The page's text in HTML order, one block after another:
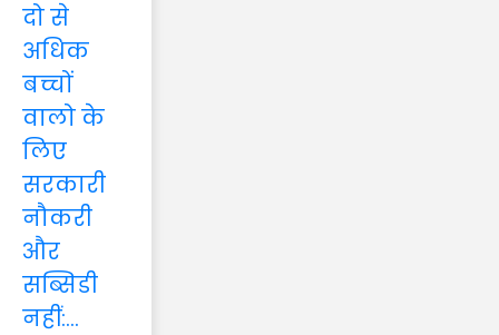
दो से
अधिक
बच्चों
वालो के
लिए
सरकारी
नौकरी
और
सब्सिडी
नहीं:...